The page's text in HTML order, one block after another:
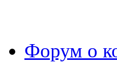
Форум о